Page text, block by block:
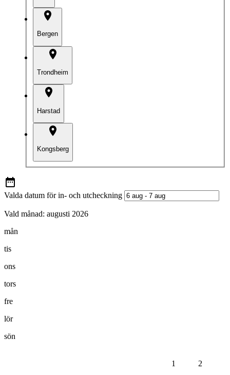
Bergen
Trondheim
Harstad
Kongsberg
Valda datum för in- och utcheckning
Vald månad: augusti 2026
mån
tis
ons
tors
fre
lör
sön
1 2